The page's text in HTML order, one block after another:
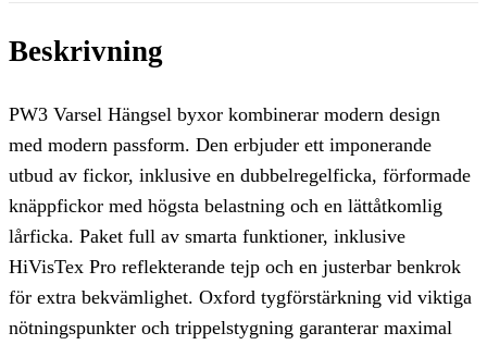
Beskrivning
PW3 Varsel Hängsel byxor kombinerar modern design
med modern passform. Den erbjuder ett imponerande
utbud av fickor, inklusive en dubbelregelficka, förformade
knäppfickor med högsta belastning och en lättåtkomlig
lårficka. Paket full av smarta funktioner, inklusive
HiVisTex Pro reflekterande tejp och en justerbar benkrok
för extra bekvämlighet. Oxford tygförstärkning vid viktiga
nötningspunkter och trippelstygning garanterar maximal